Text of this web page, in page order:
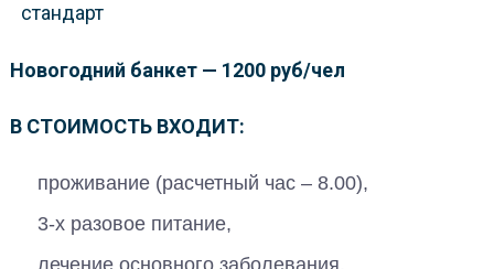
стандарт
Новогодний банкет — 1200 руб/чел
В СТОИМОСТЬ ВХОДИТ:
проживание (расчетный час – 8.00),
3-х разовое питание,
лечение основного заболевания.